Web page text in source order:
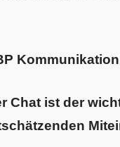
Chat ist der